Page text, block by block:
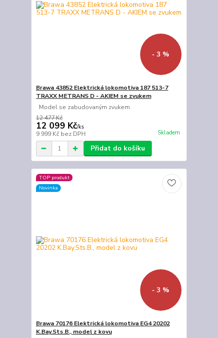
- 3 %
Brawa 43852 Elektrická lokomotiva 187 513-7
TRAXX METRANS D - AKIEM se zvukem
Model se zabudovaným zvukem
12 477 Kč
12 099 Kč/ks
9 999 Kč bez DPH Skladem
Přidat do košíku
TOP produkt
Novinka
- 3 %
Brawa 70176 Elektrická lokomotiva EG4 20202
K.Bay.Sts.B., model z kovu